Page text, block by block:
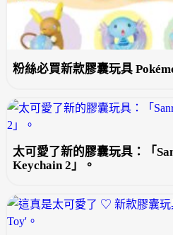
粉絲必買新款膠囊玩具
太可愛了新的膠囊玩具：「
Keychain 2」。